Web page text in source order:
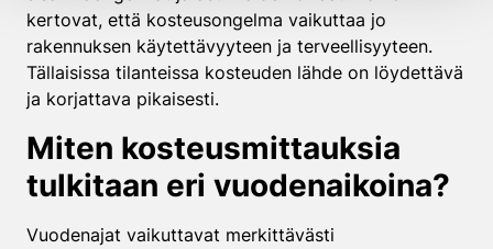
kertovat, että kosteusongelma vaikuttaa jo
rakennuksen käytettävyyteen ja terveellisyyteen.
Tällaisissa tilanteissa kosteuden lähde on löydettävä
ja korjattava pikaisesti.
Miten kosteusmittauksia
tulkitaan eri vuodenaikoina?
Vuodenajat vaikuttavat merkittävästi